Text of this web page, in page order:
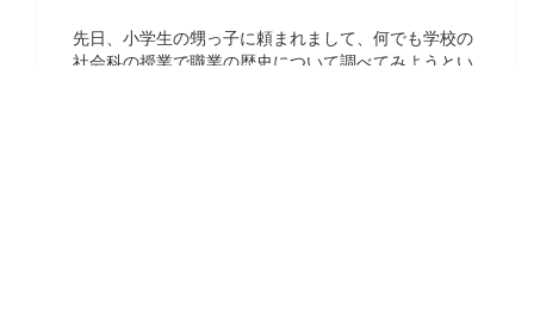
先日、小学生の甥っ子に頼まれまして、何でも学校の
社会科の授業で職業の歴史について調べてみようとい